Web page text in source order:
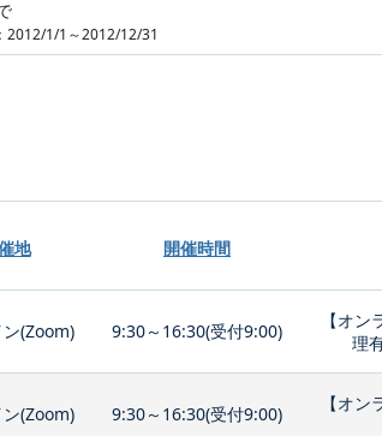
2012/1/1～2012/12/31
地 開催時間
(Zoom) 9:30～16:30(受付9:00)
【オ
理
(Zoom) 9:30～16:30(受付9:00)
【オ